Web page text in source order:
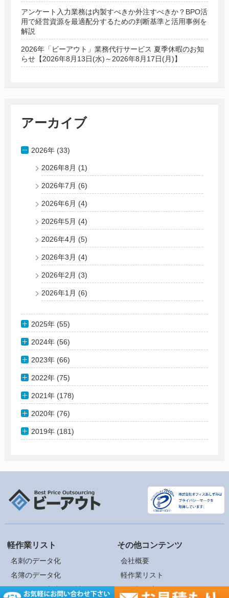
アンケート入力業務は内製すべきか外注すべきか？BPO活
用で経営資源を最適配分するための判断基準と活用事例を
解説
2026年「ビーアウト」業務代行サービス 夏季休暇のお知
らせ【2026年8月13日(水)～2026年8月17日(月)】
アーカイブ
2026年 (33)
2026年8月 (1)
2026年7月 (6)
2026年6月 (4)
2026年5月 (4)
2026年4月 (5)
2026年3月 (4)
2026年2月 (3)
2026年1月 (6)
2025年 (55)
2024年 (56)
2023年 (66)
2022年 (75)
2021年 (178)
2020年 (76)
2019年 (181)
軽作業リスト
名刺のデータ化
名簿のデータ化
アンケート入力・集計
その他コンテンツ
会社概要
軽作業リスト
ご依頼の流れ